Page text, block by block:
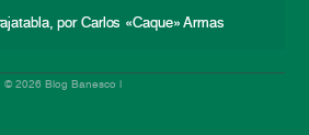
por Carlos «Caque» Armas
© 2026 Blog Banesco |